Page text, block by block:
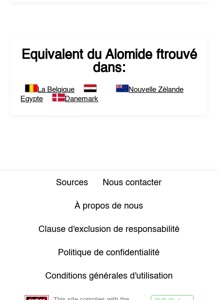
Equivalent du Alomideftrouvé
dans:
La Belgique
Egypte
Danemark
Nouvelle Zélande
Sources Nous contacter
À propos de nous
Clause d'exclusion de responsabilité
Politique de confidentialité
Conditions générales d'utilisation